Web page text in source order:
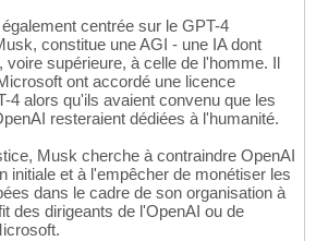
centrée sur le GPT-4
constitue une AGI - une IA dont
voire supérieure, à celle de l'homme. Il
ont accordé une licence
4 alors qu'ils avaient convenu que les
resteraient dédiées à l'humanité.
Musk cherche à contraindre OpenAI
initiale et à l'empêcher de monétiser les
dans le cadre de son organisation à
des dirigeants de l'OpenAI ou de